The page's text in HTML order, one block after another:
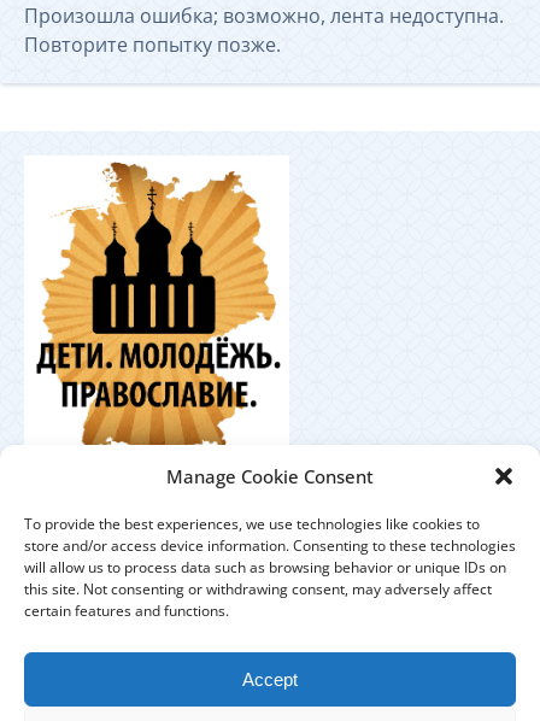
Manage Cookie Consent
To provide the best experiences, we use technologies like cookies to
store and/or access device information. Consenting to these technologies
will allow us to process data such as browsing behavior or unique IDs on
this site. Not consenting or withdrawing consent, may adversely affect
certain features and functions.
Accept
Произошла ошибка; возможно, лента недоступна.
Повторите попытку позже.
центр по работе с православной молодёжью в
Германии